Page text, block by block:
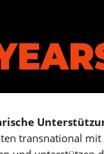
transnational mit